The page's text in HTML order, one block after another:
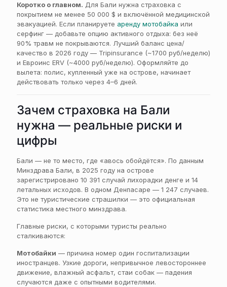
Коротко о главном. Для Бали нужна страховка с
покрытием не менее 50 000 $ и включённой медицинской
эвакуацией. Если планируете аренду мотобайка или
серфинг — добавьте опцию активного отдыха: без неё
90% травм не покрываются. Лучший баланс цена/
качество в 2026 году — Tripinsurance (~1700 руб/неделю)
и Евроинс ERV (~4000 руб/неделю). Оформляйте до
вылета: полис, купленный уже на острове, начинает
действовать только через 4–6 дней.
Зачем страховка на Бали
нужна — реальные риски и
цифры
Бали — не то место, где «авось обойдётся». По данным
Минздрава Бали, в 2025 году на острове
зарегистрировано 10 391 случай лихорадки денге и 14
летальных исходов. В одном Денпасаре — 1 247 случаев.
Это не туристические страшилки — это официальная
статистика местного минздрава.
Главные риски, с которыми туристы реально
сталкиваются:
Мотобайки — причина номер один госпитализации
иностранцев. Узкие дороги, непривычное левостороннее
движение, влажный асфальт, стаи собак — падения
случаются даже с опытными водителями.